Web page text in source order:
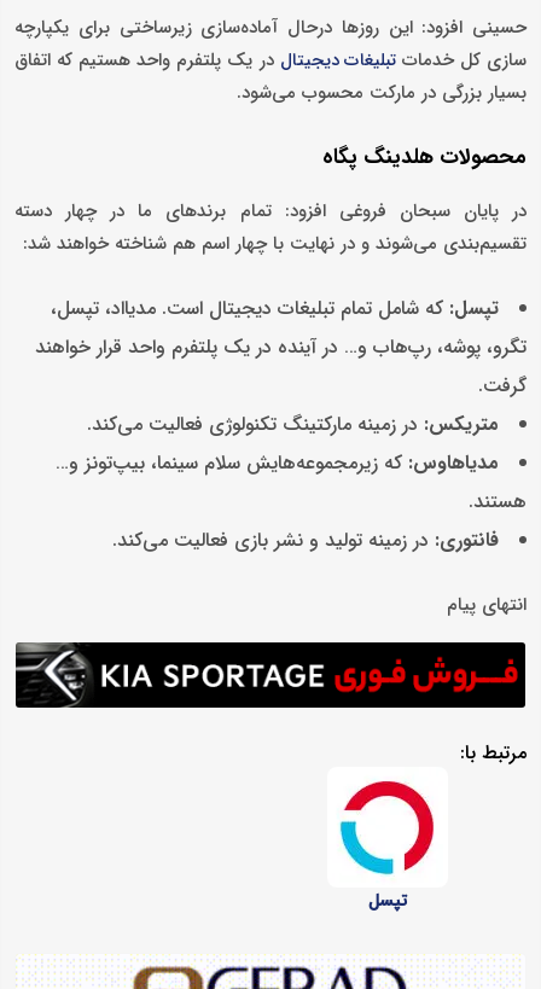
حسینی افزود: این روزها درحال آماده‌سازی زیرساختی برای یکپارچه
سازی کل خدماتتبلیغات دیجیتال در یک پلتفرم واحد هستیم که اتفاق
بسیار بزرگی در مارکت محسوب می‌شود.
محصولات هلدینگ پگاه
در پایان سبحان فروغی افزود: تمام برند‌های ما در چهار دسته
تقسیم‌بندی می‌شوند و در نهایت با چهار اسم هم شناخته خواهند شد:
تپسل: که شامل تمام تبلیغات دیجیتال است. مدیااد، تپسل،
تگرو، پوشه، رپ‌هاب و… در آینده در یک پلتفرم واحد قرار خواهند
گرفت.
متریکس: در زمینه مارکتینگ تکنولوژی فعالیت می‌کند.
مدیاهاوس: که زیرمجموعه‌هایش سلام سینما، بیپ‌تونز و…
هستند.
فانتوری: در زمینه تولید و نشر بازی فعالیت می‌کند.
انتهای پیام
مرتبط با:
تپسل